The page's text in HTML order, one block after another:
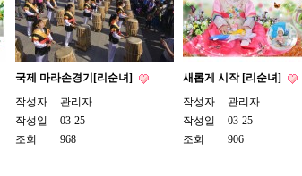
국제 마라손경기[리순녀]
작성자
관리자
작성일
03-25
조회
968
새롭게 시작 [리순녀]
작성자
관리자
작성일
03-25
조회
906